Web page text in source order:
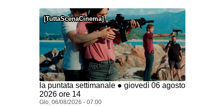
la puntata settimanale ● giovedì 06 agosto
2026 ore 14
Gio, 06/08/2026 - 07:00
TuttaScenaCinema